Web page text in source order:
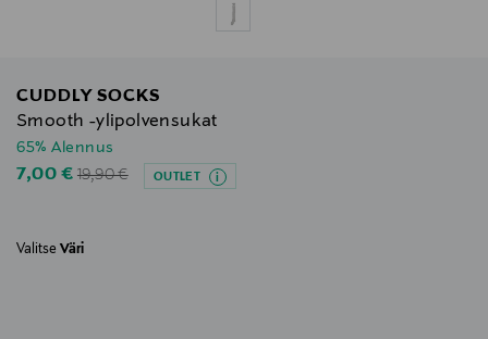
CUDDLY SOCKS
Smooth -ylipolvensukat
65% Alennus
Discounted Price
7,00 € Original Price
19,90 € OUTLET
Valitse Väri